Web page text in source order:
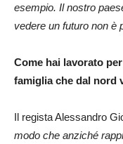
esempio. Il nostro
vedere un futuro non è
Come hai lavorato
famiglia che dal nord
Il regista Alessandro
modo che anziché